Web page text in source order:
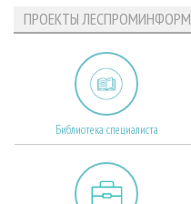
ПРОЕКТЫ ЛЕСПРОМИНФОРМ
Библиотека специалиста